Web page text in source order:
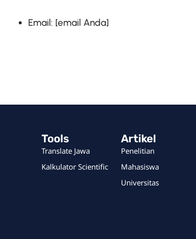
Email: [email Anda]
Tools
Translate Jawa
Kalkulator Scientific
Artikel
Penelitian
Mahasiswa
Universitas